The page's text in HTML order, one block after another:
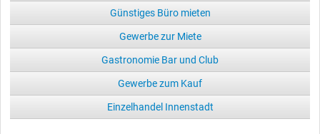
Günstiges Büro mieten
Gewerbe zur Miete
Gastronomie Bar und Club
Gewerbe zum Kauf
Einzelhandel Innenstadt